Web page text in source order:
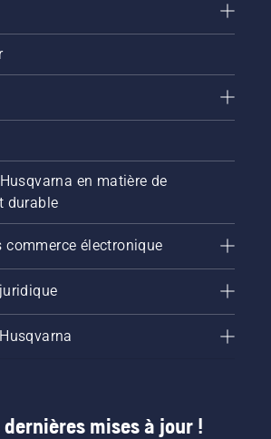
en matière de
durable
commerce électronique
dernières mises à jour !